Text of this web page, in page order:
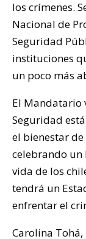
los crímenes.
Nacional de
Seguridad
instituciones
un poco más
El Mandatario
Seguridad
el bienestar
celebrando
vida de los
tendrá un
enfrentar el
Carolina